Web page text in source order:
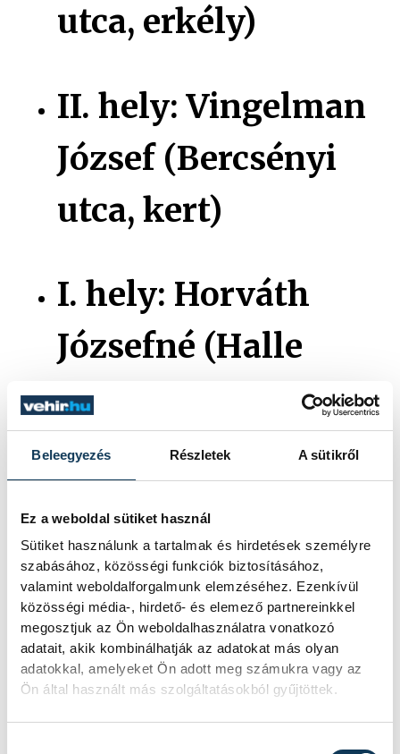
Beleegyezés Részletek A sütikről
Ez a weboldal sütiket használ
Sütiket használunk a tartalmak és hirdetések személyre
szabásához, közösségi funkciók biztosításához,
valamint weboldalforgalmunk elemzéséhez. Ezenkívül
közösségi média-, hirdető- és elemező partnereinkkel
megosztjuk az Ön weboldalhasználatra vonatkozó
adatait, akik kombinálhatják az adatokat más olyan
adatokkal, amelyeket Ön adott meg számukra vagy az
Ön által használt más szolgáltatásokból gyűjtöttek.
utca, erkély)
II. hely: Vingelman
József (Bercsényi
utca, kert)
I. hely: Horváth
Józsefné (Halle
utca, közterület)
Különdíj: Tóth
Attila (Batthányi
utca, kert)